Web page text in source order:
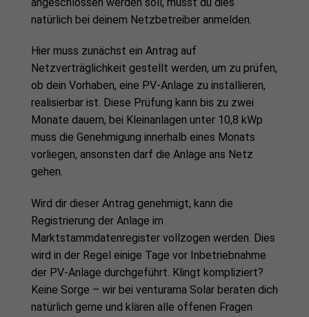
natürlich bei deinem Netzbetreiber anmelden.
Hier muss zunächst ein Antrag auf
Netzverträglichkeit gestellt werden, um zu prüfen,
ob dein Vorhaben, eine PV-Anlage zu installieren,
realisierbar ist. Diese Prüfung kann bis zu zwei
Monate dauern, bei Kleinanlagen unter 10,8 kWp
muss die Genehmigung innerhalb eines Monats
vorliegen, ansonsten darf die Anlage ans Netz
gehen.
Wird dir dieser Antrag genehmigt, kann die
Registrierung der Anlage im
Marktstammdatenregister vollzogen werden. Dies
wird in der Regel einige Tage vor Inbetriebnahme
der PV-Anlage durchgeführt. Klingt kompliziert?
Keine Sorge – wir bei venturama Solar beraten dich
natürlich gerne und klären alle offenen Fragen